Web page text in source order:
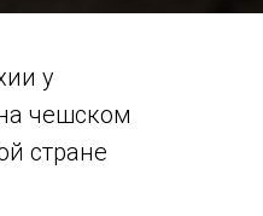
у
чешском
стране